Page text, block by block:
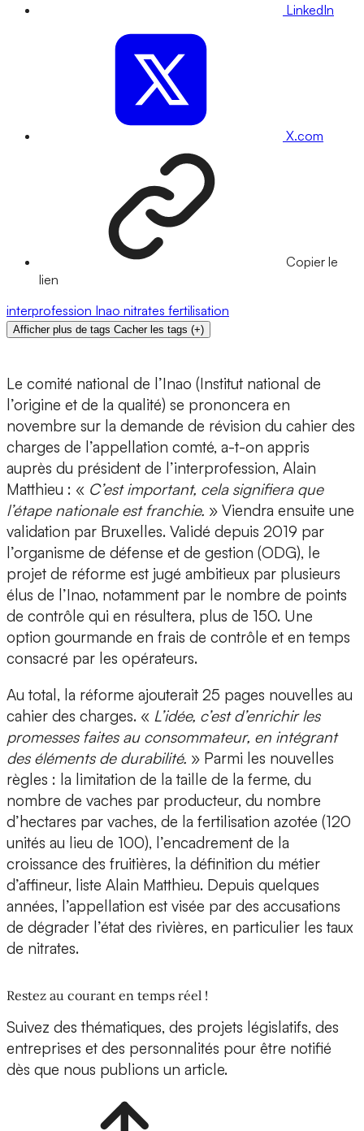
LinkedIn
X.com
Copier le
lien
interprofession Inao nitrates fertilisation
Afficher plus de tags Cacher les tags (+)
Le comité national de l’Inao (Institut national de
l’origine et de la qualité) se prononcera en
novembre sur la demande de révision du cahier des
charges de l’appellation comté, a-t-on appris
auprès du président de l’interprofession, Alain
Matthieu : « C’est important, cela signifiera que
l’étape nationale est franchie. » Viendra ensuite une
validation par Bruxelles. Validé depuis 2019 par
l’organisme de défense et de gestion (ODG), le
projet de réforme est jugé ambitieux par plusieurs
élus de l’Inao, notamment par le nombre de points
de contrôle qui en résultera, plus de 150. Une
option gourmande en frais de contrôle et en temps
consacré par les opérateurs.
Au total, la réforme ajouterait 25 pages nouvelles au
cahier des charges. « L’idée, c’est d’enrichir les
promesses faites au consommateur, en intégrant
des éléments de durabilité. » Parmi les nouvelles
règles : la limitation de la taille de la ferme, du
nombre de vaches par producteur, du nombre
d’hectares par vaches, de la fertilisation azotée (120
unités au lieu de 100), l’encadrement de la
croissance des fruitières, la définition du métier
d’affineur, liste Alain Matthieu. Depuis quelques
années, l’appellation est visée par des accusations
de dégrader l’état des rivières, en particulier les taux
de nitrates.
Restez au courant en temps réel !
Suivez des thématiques, des projets législatifs, des
entreprises et des personnalités pour être notifié
dès que nous publions un article.